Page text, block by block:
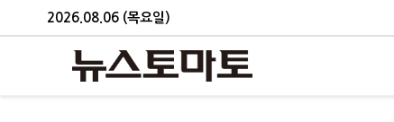
2026.08.06 (목요일)